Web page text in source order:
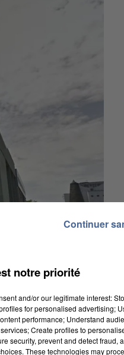
notre priorité
and/or our legitimate interest:
for personalised advertising;
performance; Understand
Create profiles to
security, prevent and detect fraud,
These technologies may
Continuer